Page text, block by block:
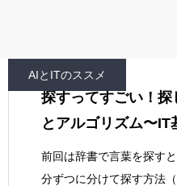
AIとITのススメ
探すってすごい！探
とアルゴリズム〜IT
の２）
前回は辞書で言葉を探す
分ずつに分けて探す方法（